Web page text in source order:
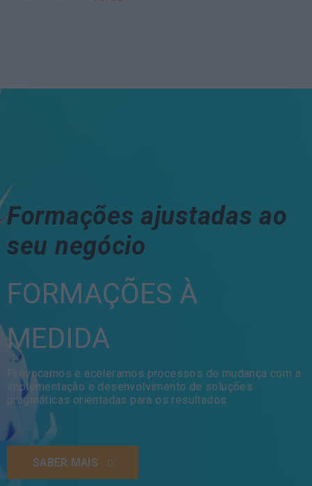
Formações ajustadas ao
seu negócio
FORMAÇÕES À
MEDIDA
Provocamos e aceleramos processos de mudança com a
implementação e desenvolvimento de soluções
pragmáticas orientadas para os resultados
SABER MAIS